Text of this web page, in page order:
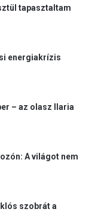
tapasztaltam
energiakrízis
– az olasz Ilaria
A világot nem
szobrát a